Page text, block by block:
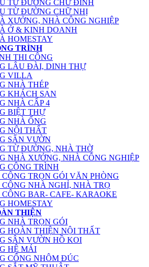
TỪ ĐƯỜNG CHỮ ĐINH
TỪ ĐƯỜNG CHỮ NHỊ
XƯỞNG, NHÀ CÔNG NGHIỆP
Ở & KINH DOANH
HOMESTAY
TRÌNH
THI CÔNG
LÂU ĐÀI, DINH THỰ
VILLA
NHÀ THÉP
KHÁCH SẠN
NHÀ CẤP 4
BIỆT THỰ
NHÀ ỐNG
NỘI THẤT
SÂN VƯỜN
TỪ ĐƯỜNG, NHÀ THỜ
NHÀ XƯỞNG, NHÀ CÔNG NGHIỆP
CÔNG TRÌNH
TRỌN GÓI VĂN PHÒNG
CÔNG NHÀ NGHỈ, NHÀ TRỌ
CÔNG BAR- CAFE- KARAOKE
HOMESTAY
THIỆN
NHÀ TRỌN GÓI
HOÀN THIỆN NỘI THẤT
SÂN VƯỜN HỒ KOI
HỆ MÁI
CỔNG NHÔM ĐÚC